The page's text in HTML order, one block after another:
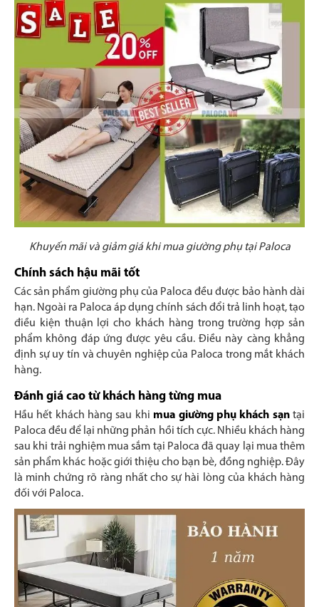
Khuyến mãi và giảm giá khi mua giường phụ tại Paloca
Chính sách hậu mãi tốt
Các sản phẩm giường phụ của Paloca đều được bảo hành dài
hạn. Ngoài ra Paloca áp dụng chính sách đổi trả linh hoạt, tạo
điều kiện thuận lợi cho khách hàng trong trường hợp sản
phẩm không đáp ứng được yêu cầu. Điều này càng khẳng
định sự uy tín và chuyên nghiệp của Paloca trong mắt khách
hàng.
Đánh giá cao từ khách hàng từng mua
Hầu hết khách hàng sau khi mua giường phụ khách sạntại
Paloca đều để lại những phản hồi tích cực. Nhiều khách hàng
sau khi trải nghiệm mua sắm tại Paloca đã quay lại mua thêm
sản phẩm khác hoặc giới thiệu cho bạn bè, đồng nghiệp. Đây
là minh chứng rõ ràng nhất cho sự hài lòng của khách hàng
đối với Paloca.